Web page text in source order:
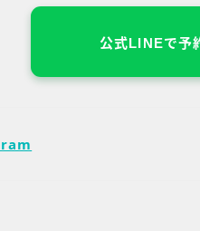
公式LINEで予